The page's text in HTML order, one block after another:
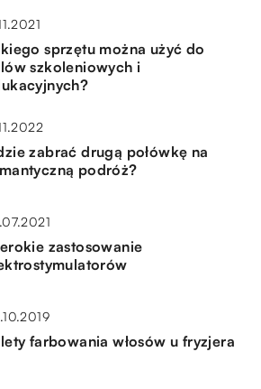
sprzętu można użyć do
szkoleniowych i
zabrać drugą połówkę na
podróż?
zastosowanie
farbowania włosów u fryzjera